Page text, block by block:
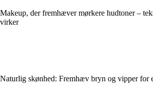
Makeup, der fremhæver mørkere hudtoner –
virker
Naturlig skønhed: Fremhæv bryn og vipper for